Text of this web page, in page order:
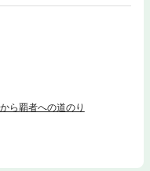
ら覇者への道のり